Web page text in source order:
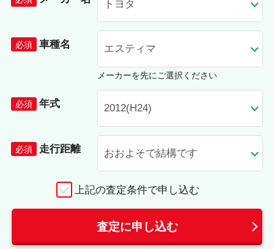
車種名
メーカーを先にご選択ください
年式
走行距離
上記の査定条件で申し込む
査定に申し込む